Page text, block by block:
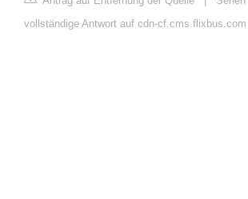
vollständige Antwort auf cdn-